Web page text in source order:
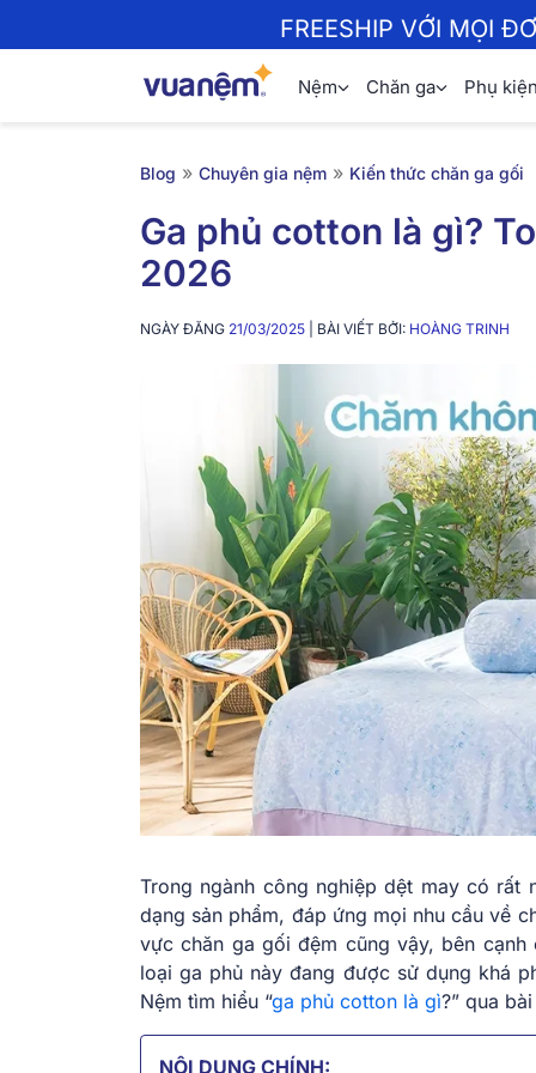
FREESHIP VỚI MỌI
Nệm Chăn ga Phụ
Blog » Chuyên gia nệm » Kiến thức chăn ga gối
Ga phủ cotton là gì?
2026
NGÀY ĐĂNG 21/03/2025 | BÀI VIẾT BỞI: HOÀNG TRINH
Trong ngành công nghiệp dệt may có rất
dạng sản phẩm, đáp ứng mọi nhu cầu về
vực chăn ga gối đệm cũng vậy, bên
loại ga phủ này đang được sử dụng khá
Nệm tìm hiểu “ga phủ cotton là gì?” qua
NỘI DUNG CHÍNH: